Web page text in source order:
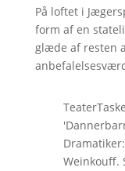
På loftet i
form af en
glæde af resten
Weinkouff.